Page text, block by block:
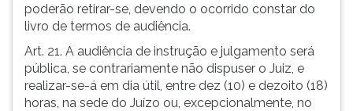
poderão retirar-se, devendo o ocorrido constar do
livro de termos de audiência.
Art. 21. A audiência de instrução e julgamento será
pública, se contrariamente não dispuser o Juiz, e
realizar-se-á em dia útil, entre dez (10) e dezoito (18)
horas, na sede do Juízo ou, excepcionalmente, no